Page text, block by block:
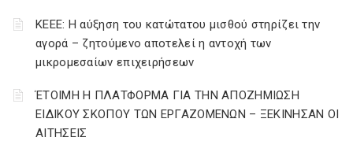
ΚΕΕΕ: Η αύξηση του κατώτατου μισθού στηρίζει την
αγορά – ζητούμενο αποτελεί η αντοχή των
μικρομεσαίων επιχειρήσεων
ΈΤΟΙΜΗ Η ΠΛΑΤΦΟΡΜΑ ΓΙΑ ΤΗΝ ΑΠΟΖΗΜΙΩΣΗ
ΕΙΔΙΚΟΥ ΣΚΟΠΟΥ ΤΩΝ ΕΡΓΑΖΟΜΕΝΩΝ – ΞΕΚΙΝΗΣΑΝ ΟΙ
ΑΙΤΗΣΕΙΣ